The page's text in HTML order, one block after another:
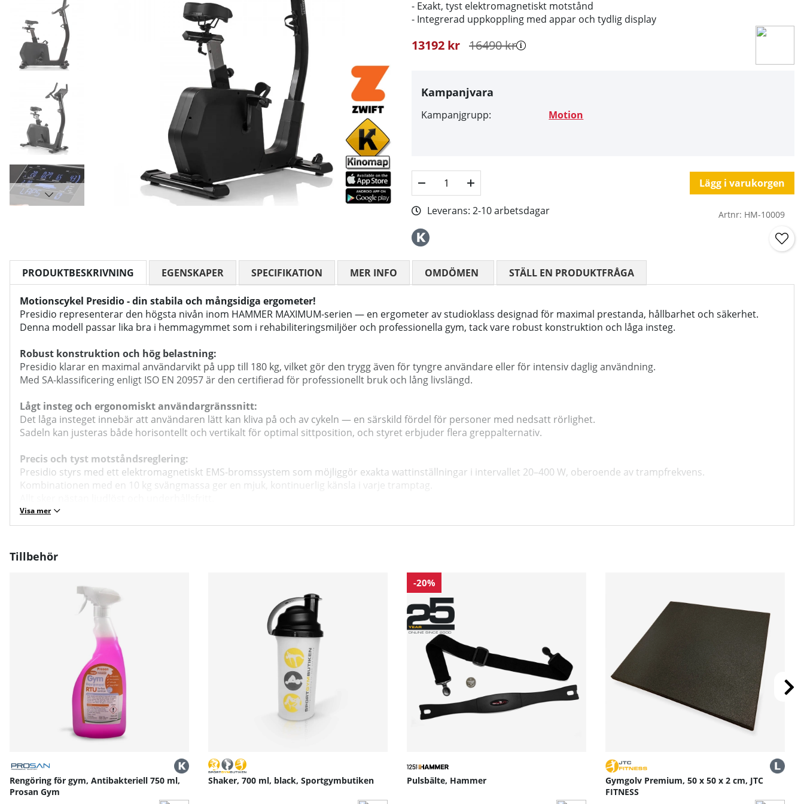
- Exakt, tyst elektromagnetiskt motstånd
- Integrerad uppkoppling med appar och tydlig display
16490kr
13192 kr
Kampanjvara
Kampanjgrupp: Motion
Lägg i varukorgen
Leverans: 2-10 arbetsdagar Artnr: HM-10009
PRODUKTBESKRIVNING
Motionscykel Presidio - din stabila och mångsidiga ergometer!
Presidio representerar den högsta nivån inom HAMMER MAXIMUM-serien — en ergometer av studioklass designad för maximal prestanda, hållbarhet och säkerhet.
Denna modell passar lika bra i hemmagymmet som i rehabiliteringsmiljöer och professionella gym, tack vare robust konstruktion och låga insteg.
Robust konstruktion och hög belastning:
Presidio klarar en maximal användarvikt på upp till 180 kg, vilket gör den trygg även för tyngre användare eller för intensiv daglig användning.
Med SA-klassificering enligt ISO EN 20957 är den certifierad för professionellt bruk och lång livslängd.
Lågt insteg och ergonomiskt användargränssnitt:
Det låga insteget innebär att användaren lätt kan kliva på och av cykeln — en särskild fördel för personer med nedsatt rörlighet.
Sadeln kan justeras både horisontellt och vertikalt för optimal sittposition, och styret erbjuder flera greppalternativ.
Precis och tyst motståndsreglering:
Presidio styrs med ett elektromagnetiskt EMS-bromssystem som möjliggör exakta wattinställningar i intervallet 20–400 W, oberoende av trampfrekvens.
Kombinationen med en 10 kg svängmassa ger en mjuk, kontinuerlig känsla i varje tramptag.
Smart display och träningsmöjligheter:
Med bluetooth och USB-stöd kan du koppla in surfplatta eller telefon för att använda populära träningsappar och tjänster som Kinomap, Zwift och HAMMER Workouts.
Motstånd kan automatiskt justeras efter valda rutter eller program.
Rekommendation & användningsområden
Presidio lämpar sig för dig som söker hög kvalitet, precision och lång livslängd.
Oavsett om fokus ligger på hälsa, kondition eller rehabilitering – den levererar konsekvent i varje träningspass.
För bästa resultat: säkerställ att cykeln står på ett stabilt, plant underlag med minst 1,5 m fritt runtomkring.
Kontrollera regelbundet att alla fästelement är åtdragna.
Tekniska data & dimensioner:
Mått (L × B × H): 107 × 59 × 150 cm
Vikt: cirka 48,5 kg
Pedalavstånd: 18 cm
Vevlängd: 21 cm
Justerbar sadel: 11 steg
Strömförsörjning: 230 V, 50 Hz
Transporthjul integrerade för enklare förflyttning
Hammer Workouts
Visa mer
EGENSKAPER SPECIFIKATION MER INFO OMDÖMEN MEDELBETYG 0 AV 5 ANTAL BETYG 0
STÄLL EN PRODUKTFRÅGA
Tillbehör
Rengöring för gym, Antibakteriell 750 ml,
Prosan Gym
Shaker, 700 ml, black, Sportgymbutiken
-20%
Pulsbälte, Hammer
Gymgolv Premium, 50 x 50 x 2 cm, JTC
FITNESS